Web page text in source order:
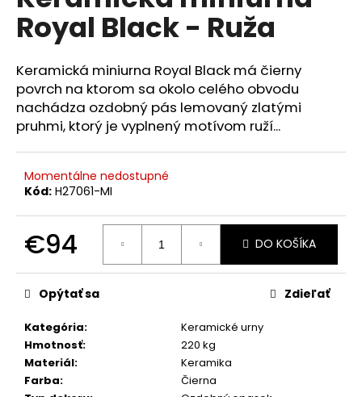
0,0
hviezdičiek.
Royal Black - Ruža
Keramická miniurna Royal Black má čierny
povrch na ktorom sa okolo celého obvodu
nachádza ozdobný pás lemovaný zlatými
pruhmi, ktorý je vyplnený motívom ruží...
Momentálne nedostupné
Kód: H27061-MI
€94
cena:
DO KOŠÍKA
Kategória:
Keramické urny
Hmotnosť:
220 kg
Materiál:
Keramika
Farba:
Čierna
Opýtať sa Zdieľať
á
j
s
ť
?
HĽADAŤ
O
d
p
ú
č
a